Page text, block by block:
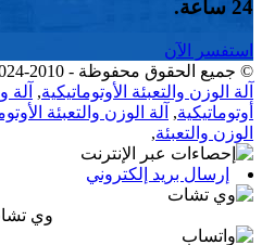
24 ساعة.
استفسر الآن
© جميع الحقوق محفوظة - 2010-2024.
آلة الوزن والتعبئة الأوتوماتيكية, آلة
أوتوماتيكية, آلة الوزن والتعبئة
الوزن والتعبئة,
إرسال بريد إلكتروني
وي